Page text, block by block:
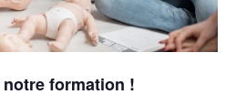
formation !